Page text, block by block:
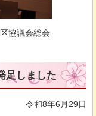
協議会総会
足しました
令和8年6月29日